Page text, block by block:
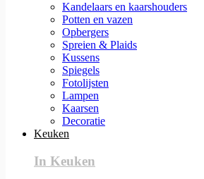
Kandelaars en kaarshouders
Potten en vazen
Opbergers
Spreien & Plaids
Kussens
Spiegels
Fotolijsten
Lampen
Kaarsen
Decoratie
Keuken
In Keuken